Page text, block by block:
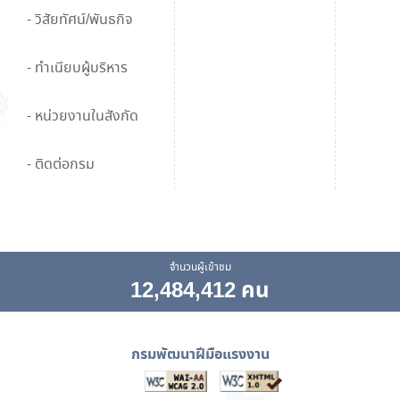
- วิสัยทัศน์/พันธกิจ
- ทำเนียบผู้บริหาร
- หน่วยงานในสังกัด
- ติดต่อกรม
จำนวนผู้เข้าชม
12,484,412 คน
กรมพัฒนาฝีมือแรงงาน